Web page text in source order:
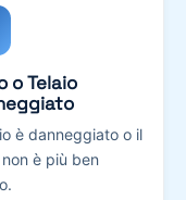
o Telaio
è danneggiato o il
è più ben